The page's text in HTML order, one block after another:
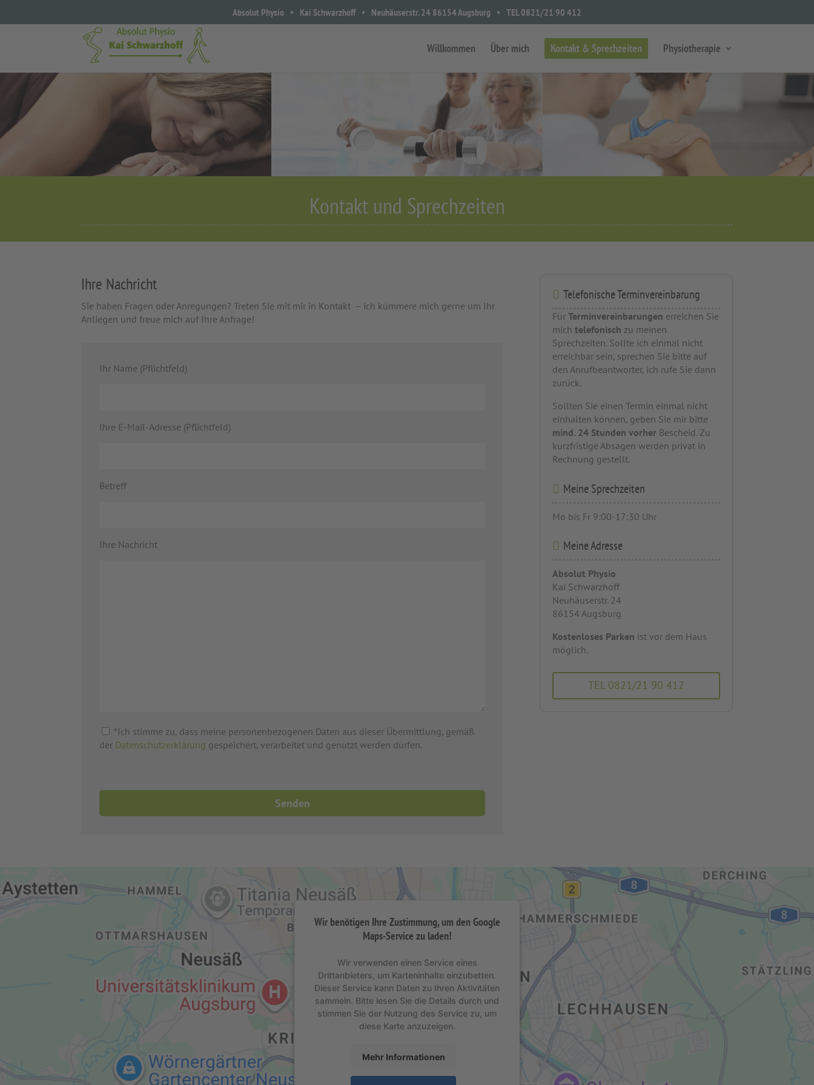
Absolut Physio Kai Schwarzhoff Neuhäuserstr. 24 86154 Augsburg TEL 0821/21 90 412
Willkommen Über mich Kontakt & Sprechzeiten Physiotherapie
Kontakt und Sprechzeiten
Ihre Nachricht
Sie haben Fragen oder Anregungen? Treten Sie mit mir in Kontakt – ich kümmere mich gerne um Ihr
Anliegen und freue mich auf Ihre Anfrage!
Ihr Name (Pflichtfeld)
Ihre E-Mail-Adresse (Pflichtfeld)
Betreff
Ihre Nachricht
*Ich stimme zu, dass meine personenbezogenen Daten aus dieser Übermittlung, gemäß
der Datenschutzerklärung gespeichert, verarbeitet und genutzt werden dürfen.
Telefonische Terminvereinbarung
Für Terminvereinbarungen erreichen Sie
mich telefonisch zu meinen
Sprechzeiten. Sollte ich einmal nicht
erreichbar sein, sprechen Sie bitte auf
den Anrufbeantworter, ich rufe Sie dann
zurück.
Sollten Sie einen Termin einmal nicht
einhalten können, geben Sie mir bitte
mind. 24 Stunden vorher Bescheid. Zu
kurzfristige Absagen werden privat in
Rechnung gestellt.
Meine Sprechzeiten
Mo bis Fr 9:00-17:30 Uhr
Meine Adresse
Absolut Physio
Kai Schwarzhoff
Neuhäuserstr. 24
86154 Augsburg
Kostenloses Parken ist vor dem Haus
möglich.
TEL 0821/21 90 412
Wir benötigen Ihre Zustimmung, um den Google
Maps-Service zu laden!
Wir verwenden einen Service eines
Drittanbieters, um Karteninhalte einzubetten.
Dieser Service kann Daten zu Ihren Aktivitäten
sammeln. Bitte lesen Sie die Details durch und
stimmen Sie der Nutzung des Service zu, um
diese Karte anzuzeigen.
Mehr Informationen